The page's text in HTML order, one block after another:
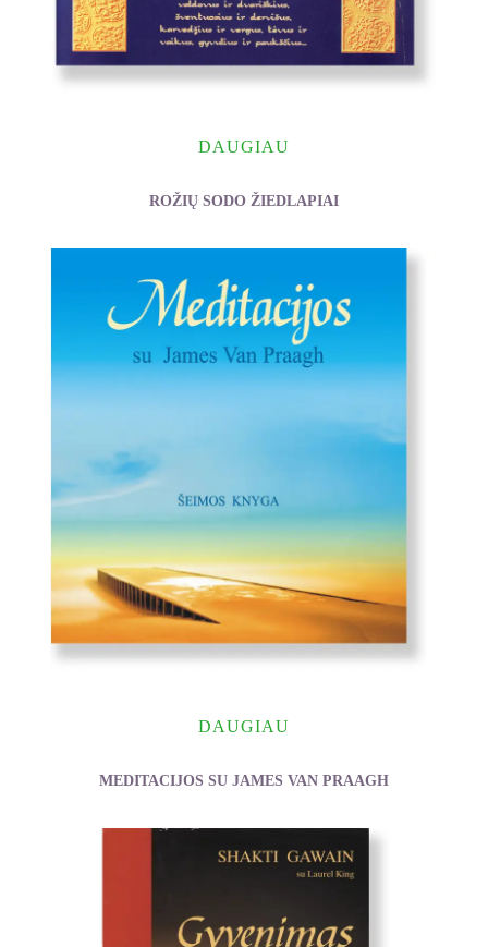
DAUGIAU
ROŽIŲ SODO ŽIEDLAPIAI
DAUGIAU
MEDITACIJOS SU JAMES VAN PRAAGH